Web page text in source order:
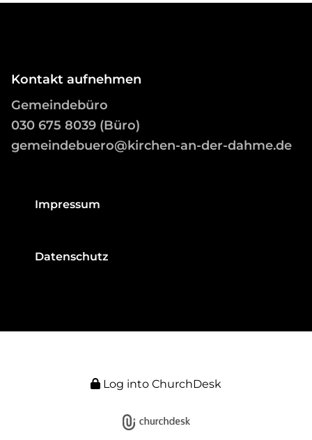
Kontakt aufnehmen
Gemeindebüro
030 675 8039 (Büro)
gemeindebuero@kirchen-an-der-dahme.de
Impressum
Datenschutz
Log into ChurchDesk